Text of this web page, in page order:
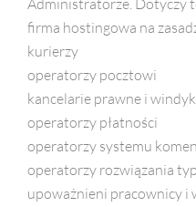
Administratorze. Dotyczy
firma hostingowa na
kurierzy
operatorzy pocztowi
kancelarie prawne i
operatorzy płatności
operatorzy systemu
operatorzy rozwiązania
upoważnieni pracownicy i